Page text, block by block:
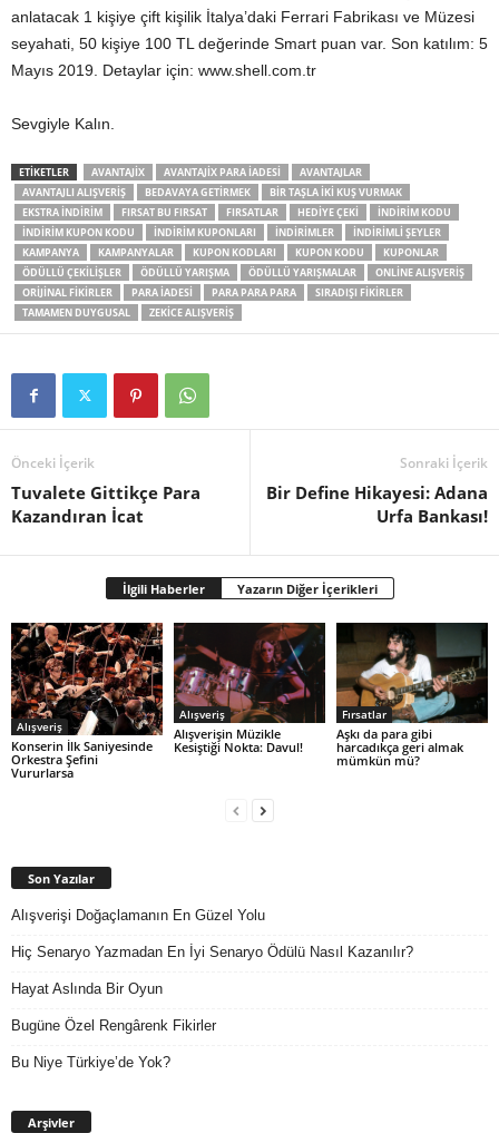
anlatacak 1 kişiye çift kişilik İtalya’daki Ferrari Fabrikası ve Müzesi
seyahati, 50 kişiye 100 TL değerinde Smart puan var. Son katılım: 5
Mayıs 2019. Detaylar için: www.shell.com.tr
Sevgiyle Kalın.
ETIKETLER AVANTAJIX AVANTAJIX PARA IADESI
AVANTAJLAR
AVANTAJLI ALIŞVERIŞ
BEDAVAYA GETIRMEK
BIR TAŞLA IKI KUŞ VURMAK
EKSTRA INDIRIM
FIRSAT BU FIRSAT FIRSATLAR HEDIYE ÇEKI
INDIRIM KODU
INDIRIM KUPON KODU
INDIRIM KUPONLARI INDIRIMLER
INDIRIMLI ŞEYLER
KAMPANYA
KAMPANYALAR KUPON KODLARI KUPON KODU
KUPONLAR
ÖDÜLLÜ ÇEKILIŞLER
ÖDÜLLÜ YARIŞMA ÖDÜLLÜ YARIŞMALAR
ONLINE ALIŞVERIŞ
ORIJINAL FIKIRLER
PARA IADESI PARA PARA PARA
SIRADIŞI FIKIRLER
TAMAMEN DUYGUSAL
ZEKICE ALIŞVERIŞ
Önceki İçerik
Tuvalete Gittikçe Para
Kazandıran İcat
Sonraki İçerik
Bir Define Hikayesi: Adana
Urfa Bankası!
İlgili Haberler Yazarın Diğer İçerikleri
Alışveriş
Konserin İlk Saniyesinde
Orkestra Şefini
Vururlarsa
Alışveriş
Alışverişin Müzikle
Kesiştiği Nokta: Davul!
Fırsatlar
Aşkı da para gibi
harcadıkça geri almak
mümkün mü?
Son Yazılar
Alışverişi Doğaçlamanın En Güzel Yolu
Hiç Senaryo Yazmadan En İyi Senaryo Ödülü Nasıl Kazanılır?
Hayat Aslında Bir Oyun
Bugüne Özel Rengârenk Fikirler
Bu Niye Türkiye’de Yok?
Arşivler